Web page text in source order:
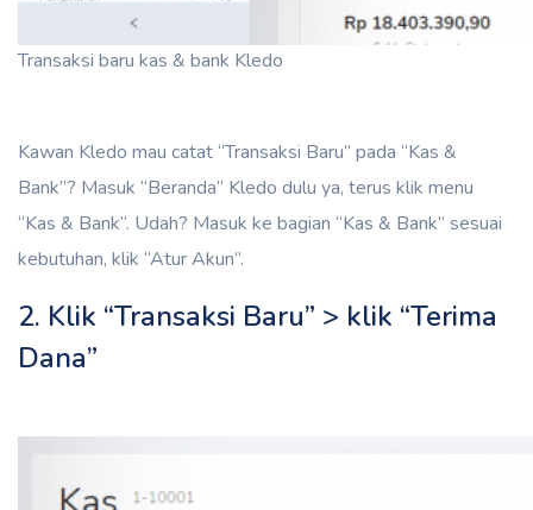
Transaksi baru kas & bank Kledo
Kawan Kledo mau catat “Transaksi Baru” pada “Kas &
Bank”? Masuk “Beranda” Kledo dulu ya, terus klik menu
“Kas & Bank”. Udah? Masuk ke bagian “Kas & Bank” sesuai
kebutuhan, klik “Atur Akun”.
2. Klik “Transaksi Baru” > klik “Terima
Dana”